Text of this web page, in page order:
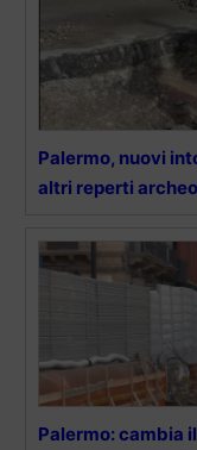
Palermo, nuovi
altri reperti
Palermo: cambia